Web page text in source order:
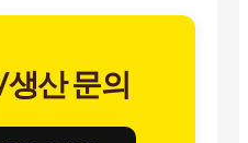
산 문의